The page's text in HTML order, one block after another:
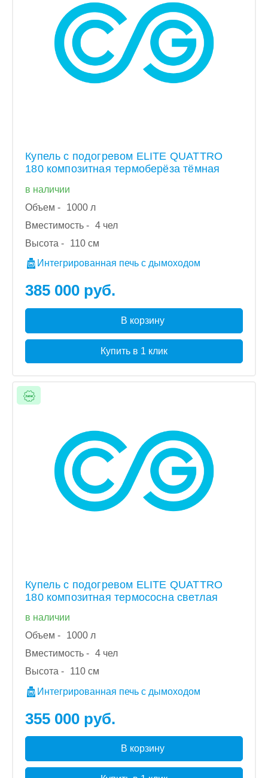
Купель с подогревом ELITE QUATTRO
180 композитная термоберёза тёмная
в наличии
Объем -
1000 л
Вместимость - 4 чел
Высота -
110 см
Интегрированная печь с дымоходом
385 000 руб.
В корзину
Купить в 1 клик
Купель с подогревом ELITE QUATTRO
180 композитная термососна светлая
в наличии
Объем -
1000 л
Вместимость - 4 чел
Высота -
110 см
Интегрированная печь с дымоходом
355 000 руб.
В корзину